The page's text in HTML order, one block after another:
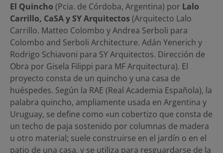
El Quincho (Pcia. de Córdoba, Argentina) por Lalo
Carrillo, CaSA y SY Arquitectos(Arquitecto Lalo
Carrillo. Matteo Colombo y Andrea Serboli para
Colombo and Serboli Architecture. Adán Yenerich y
Rodrigo Schiavoni para SY Arquitectos. Dirección de
Obra por Gisela Filippi para MF Arquitectura). El
proyecto consta de un quincho y una casa de
huéspedes. Según la RAE (Real Academia Española), la
palabra quincho, ampliamente usada en Argentina y
Uruguay, se define como «un cobertizo que consta de
un techo de paja sostenido por columnas de madera
u otro material; suele construirse en el jardín o en el
patio de una casa, y se utiliza para resguardarse de la